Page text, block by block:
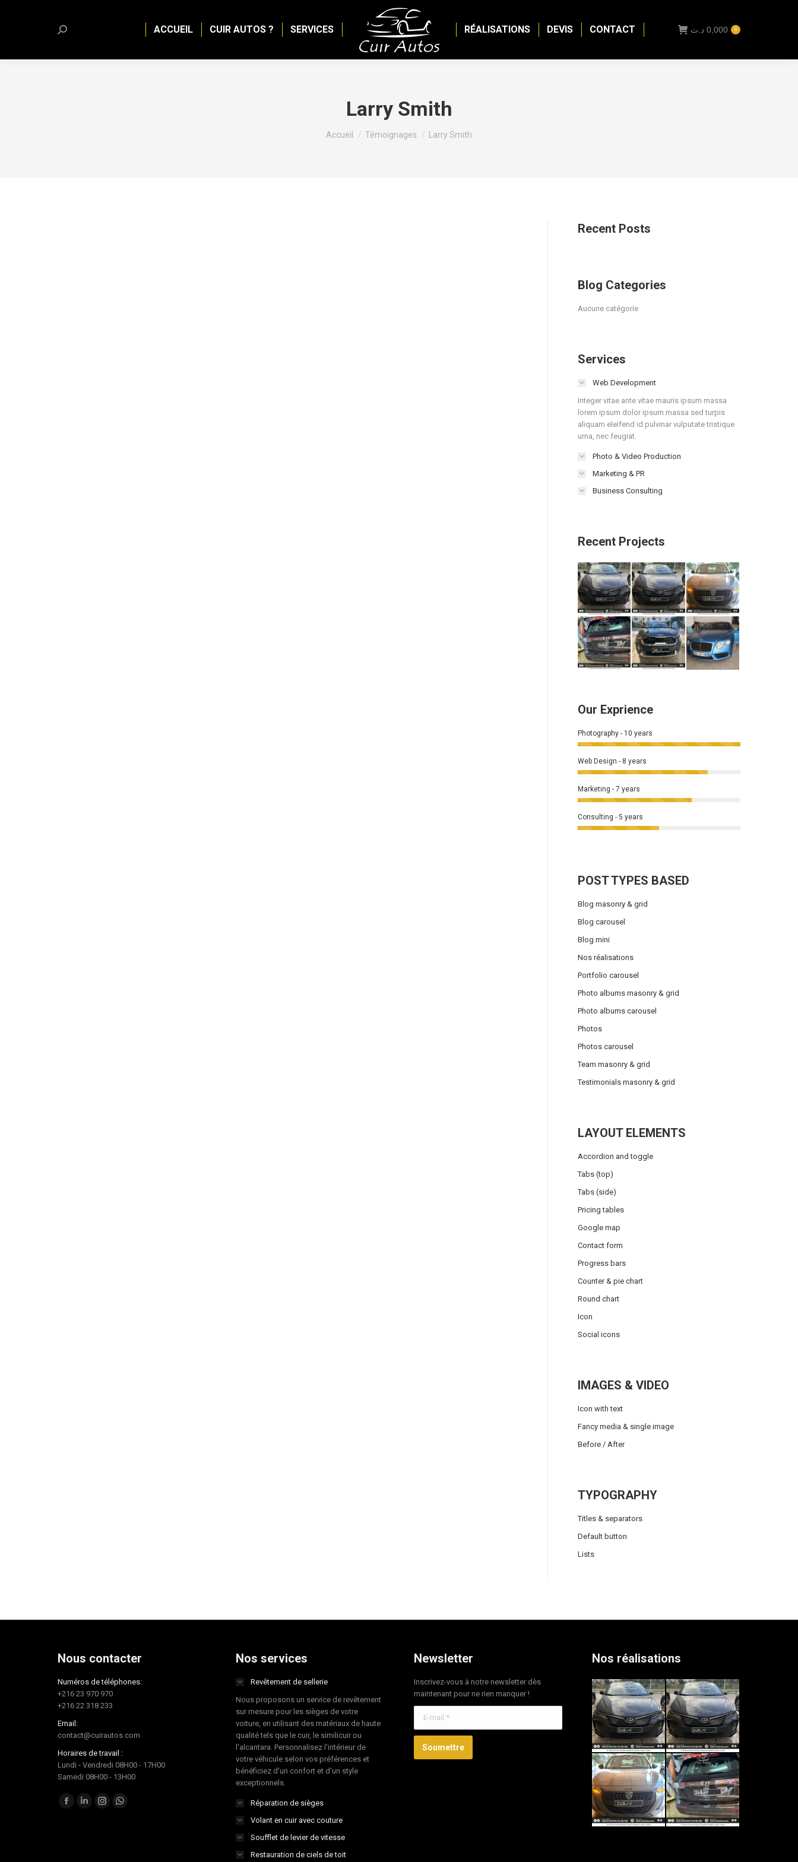
ACCUEIL CUIR AUTOS ? SERVICES
Search: RÉALISATIONS DEVIS CONTACT 0,000 د.ت 0
Larry Smith
Accueil Témoignages Larry Smith
Recent Posts
Blog Categories
Aucune catégorie
Services
Web Development
Integer vitae ante vitae mauris ipsum massa
lorem ipsum dolor ipsum massa sed turpis
aliquam eleifend id pulvinar vulputate tristique
urna, nec feugiat.
Photo & Video Production
Marketing & PR
Business Consulting
Recent Projects
Our Exprience
Photography - 10 years
Web Design - 8 years
Marketing - 7 years
Consulting - 5 years
POST TYPES BASED
Blog masonry & grid
Blog carousel
Blog mini
Nos réalisations
Portfolio carousel
Photo albums masonry & grid
Photo albums carousel
Photos
Photos carousel
Team masonry & grid
Testimonials masonry & grid
LAYOUT ELEMENTS
Accordion and toggle
Tabs (top)
Tabs (side)
Pricing tables
Google map
Contact form
Progress bars
Counter & pie chart
Round chart
Icon
Social icons
IMAGES & VIDEO
Icon with text
Fancy media & single image
Before / After
TYPOGRAPHY
Titles & separators
Default button
Lists
Nous contacter
Numéros de téléphones:
+216 23 970 970
+216 22 318 233
Email:
contact@cuirautos.com
Horaires de travail :
Lundi - Vendredi 08H00 - 17H00
Samedi 08H00 - 13H00
Trouvez nous sur :
Facebook
LinkedInInstagramWhatsapp
Nos services
Revêtement de sellerie
Nous proposons un service de revêtement
sur mesure pour les sièges de votre
voiture, en utilisant des matériaux de haute
qualité tels que le cuir, le similicuir ou
l'alcantara. Personnalisez l'intérieur de
votre véhicule selon vos préférences et
bénéficiez d'un confort et d'un style
exceptionnels.
Réparation de sièges
Volant en cuir avec couture
Soufflet de levier de vitesse
Restauration de ciels de toit
Newsletter
Inscrivez-vous à notre newsletter dès
maintenant pour ne rien manquer !
Soumettre
Nos réalisations